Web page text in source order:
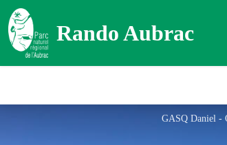
Rando Aubrac